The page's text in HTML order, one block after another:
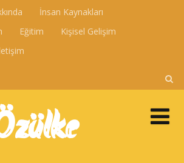
İnsan Kaynakları
Eğitim
Kişisel Gelişim